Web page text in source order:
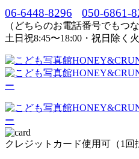
06-6448-8296 050-6861-
（どちらのお電話番号でもつ
土日祝8:45〜18:00・祝日除く
クレジットカード使用可（1回